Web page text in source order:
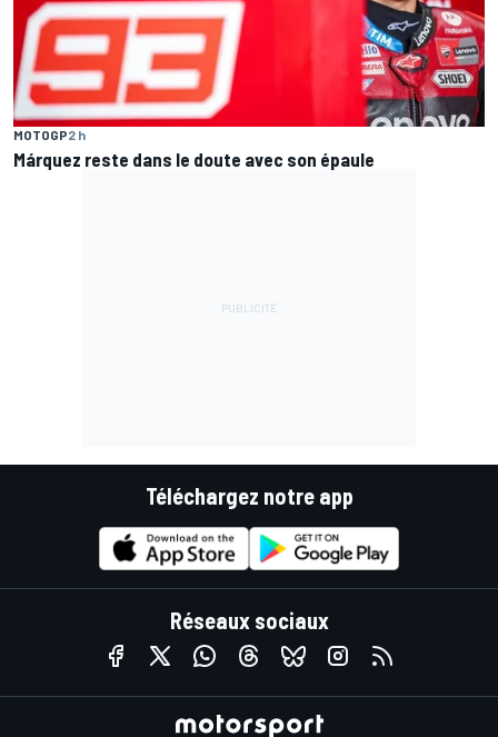
MOTOGP2 h
Márquez reste dans le doute avec son épaule
Téléchargez notre app
Réseaux sociaux